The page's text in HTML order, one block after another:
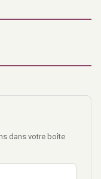
dans votre boîte